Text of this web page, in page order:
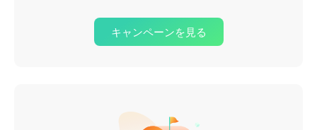
キャンペーンを見る